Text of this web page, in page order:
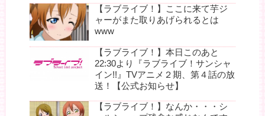
【ラブライブ！】ここに来て芋ジ
ャーがまた取りあげられるとは
www
【ラブライブ！】本日このあと
22:30より『ラブライブ！サンシャ
イン!!』TVアニメ２期、第４話の放
送！【公式お知らせ】
【ラブライブ！】なんか・・・シ